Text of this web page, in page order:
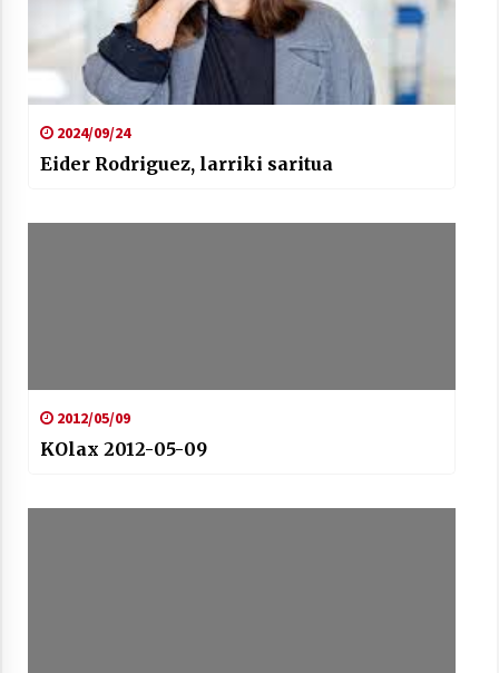
2024/09/24
Eider Rodriguez, larriki saritua
2012/05/09
KOlax 2012-05-09